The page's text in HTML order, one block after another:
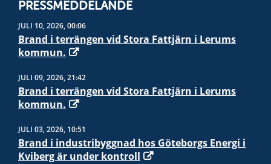
PRESSMEDDELANDE
JULI 10, 2026, 00:06
Brand i terrängen vid Stora Fattjärn i Lerums
kommun.
JULI 09, 2026, 21:42
Brand i terrängen vid Stora Fattjärn i Lerums
kommun.
JULI 03, 2026, 10:51
Brand i industribyggnad hos Göteborgs Energi i
Kviberg är under kontroll